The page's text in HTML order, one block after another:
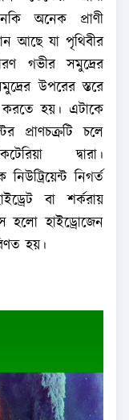
অনেক প্রাণী
আছে যা পৃথিবীর
গভীর সমুদ্রের
উপরের স্তরে
করতে হয়। এটাকে
প্রাণচক্রটি চলে
দ্বারা।
নিগর্ত
বা শর্করায়
হলো হাইড্রোজেন
হয়।